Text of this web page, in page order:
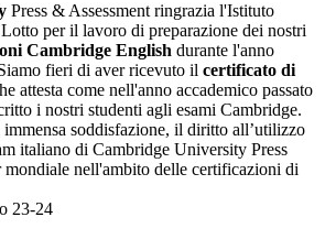
Press & Assessment ringrazia l'Istituto
per il lavoro di preparazione dei nostri
Cambridge English durante l'anno
fieri di aver ricevuto il certificato di
attesta come nell'anno accademico passato
i nostri studenti agli esami Cambridge.
immensa soddisfazione, il diritto all’utilizzo
italiano di Cambridge University Press
mondiale nell'ambito delle certificazioni di